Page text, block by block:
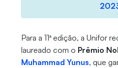
Para a 11ª edição, a Unifor
laureado com o Prêmio
Muhammad Yunus, que